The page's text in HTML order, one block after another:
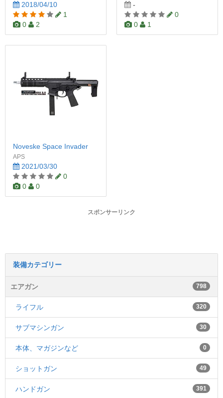
2018/04/10
1
0
2
-
0
0
1
Noveske Space Invader
APS
2021/03/30
0
0
0
スポンサーリンク
装備カテゴリー
エアガン 798
ライフル 320
サブマシンガン 30
本体、マガジンなど 0
ショットガン 49
ハンドガン 391